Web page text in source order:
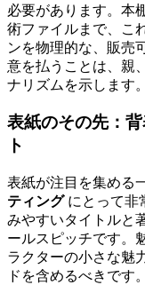
必要があります。本
術ファイルまで、こ
ンを物理的な、販売
意を払うことは、親
ナリズムを示します。
表紙のその先：
ト
表紙が注目を集める
ティングにとって非
みやすいタイトルと
ールスピッチです。
ラクターの小さな魅
ドを含めるべきです